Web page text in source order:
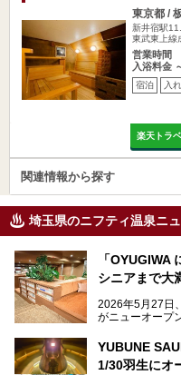
東京都 /
新井宿駅
東武東上
営業時間
入浴料金
宿泊 入
楽天トラ
関連情報から探す
埼玉県のニフティ温泉ニ
「OYUGIWA
シニアまで大
2026年5月27日
がニューオープ
メインとなる黒
種類のリラック
YUBUNE
1/30羽生にオ